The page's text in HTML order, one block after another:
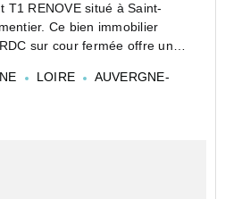
T1 RENOVE situé à Saint-
Ce bien immobilier
sur cour fermée offre une
cherchant un espace
LOIRE
AUVERGNE-